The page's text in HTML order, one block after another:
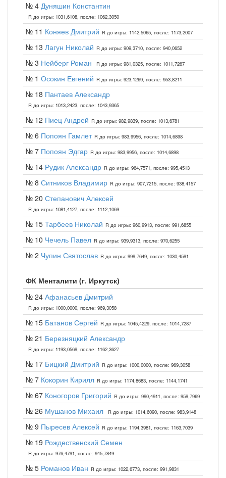
№ 4 Дуняшин Константин
R до игры: 1031,6108, после: 1062,3050
№ 11 Коняев Дмитрий R до игры: 1142,5065, после: 1173,2007
№ 13 Лагун Николай R до игры: 909,3710, после: 940,0652
№ 3 Нейберг Роман R до игры: 981,0325, после: 1011,7267
№ 1 Осокин Евгений R до игры: 923,1269, после: 953,8211
№ 18 Пантаев Александр
R до игры: 1013,2423, после: 1043,9365
№ 12 Пиец Андрей R до игры: 982,9839, после: 1013,6781
№ 6 Попоян Гамлет R до игры: 983,9956, после: 1014,6898
№ 7 Попоян Эдгар R до игры: 983,9956, после: 1014,6898
№ 14 Рудик Александр R до игры: 964,7571, после: 995,4513
№ 8 Ситников Владимир R до игры: 907,7215, после: 938,4157
№ 20 Степанович Алексей
R до игры: 1081,4127, после: 1112,1069
№ 15 Тарбеев Николай R до игры: 960,9913, после: 991,6855
№ 10 Чечель Павел R до игры: 939,9313, после: 970,6255
№ 2 Чупин Святослав R до игры: 999,7649, после: 1030,4591
ФК Менталити (г. Иркутск)
№ 24 Афанасьев Дмитрий
R до игры: 1000,0000, после: 969,3058
№ 15 Батанов Сергей R до игры: 1045,4229, после: 1014,7287
№ 21 Березняцкий Александр
R до игры: 1193,0569, после: 1162,3627
№ 17 Бицкий Дмитрий R до игры: 1000,0000, после: 969,3058
№ 7 Кокорин Кирилл R до игры: 1174,8683, после: 1144,1741
№ 67 Коногоров Григорий R до игры: 990,4911, после: 959,7969
№ 26 Мушанов Михаил R до игры: 1014,6090, после: 983,9148
№ 9 Пыресев Алексей R до игры: 1194,3981, после: 1163,7039
№ 19 Рождественский Семен
R до игры: 976,4791, после: 945,7849
№ 5 Романов Иван R до игры: 1022,6773, после: 991,9831